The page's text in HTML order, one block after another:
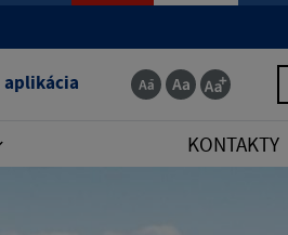
aplikácia
KONTAKTY